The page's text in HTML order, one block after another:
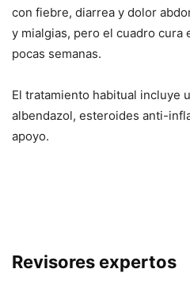
con fiebre, diarrea y dolor
y mialgias, pero el cuadro cura
pocas semanas.
El tratamiento habitual incluye
albendazol, esteroides anti-
apoyo.
Revisores expertos